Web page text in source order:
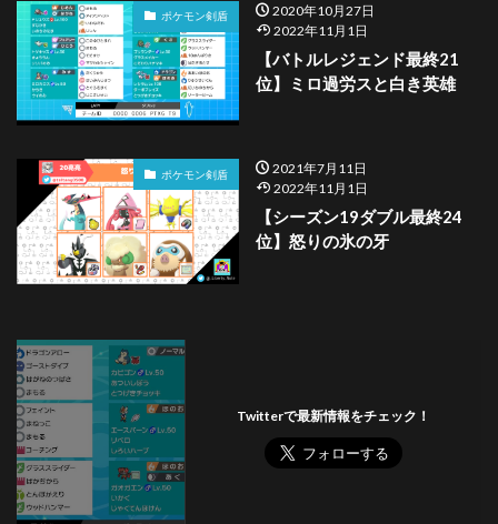
ポケモン剣盾
2020年10月27日
2022年11月1日
【バトルレジェンド最終21
位】ミロ過労スと白き英雄
ポケモン剣盾
2021年7月11日
2022年11月1日
【シーズン19ダブル最終24
位】怒りの氷の牙
Twitterで最新情報をチェック！